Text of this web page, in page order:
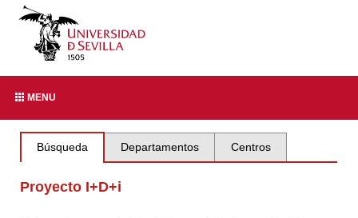
MENU
Búsqueda Departamentos Centros
Proyecto I+D+i